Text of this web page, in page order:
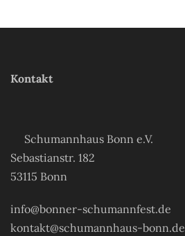
Kontakt
Schumannhaus Bonn e.V.
Sebastianstr. 182
53115 Bonn
info@bonner-schumannfest.de
kontakt@schumannhaus-bonn.de